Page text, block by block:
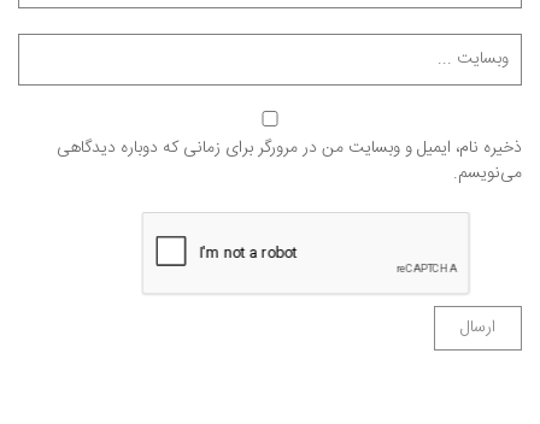
ذخیره نام، ایمیل و وبسایت من در مرورگر برای زمانی که دوباره دیدگاهی
می‌نویسم.